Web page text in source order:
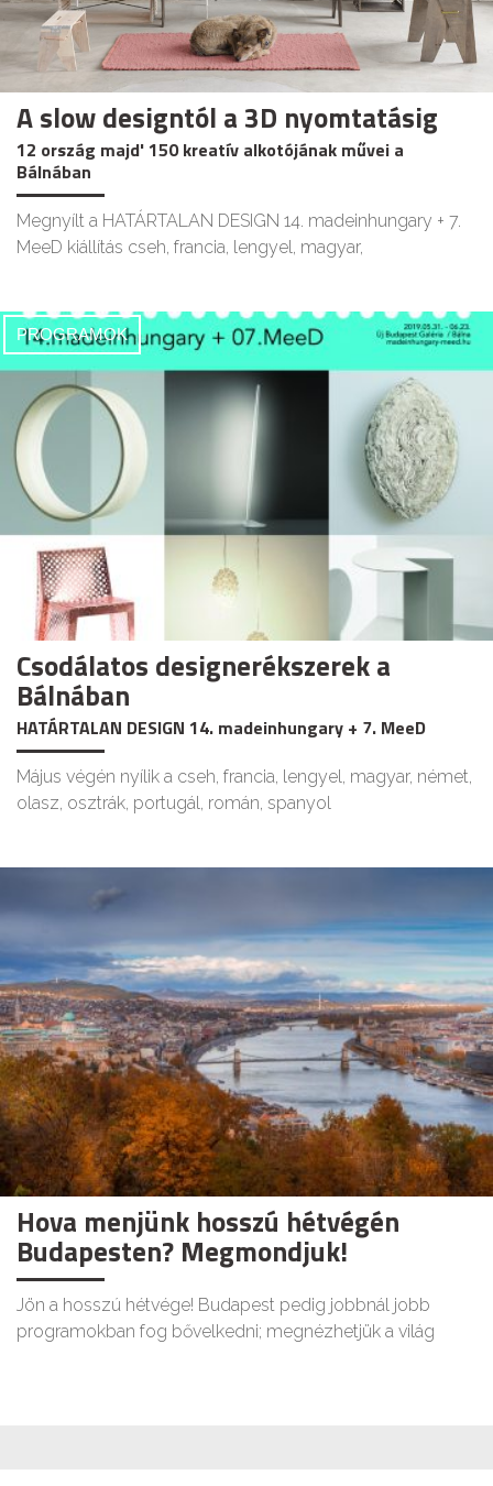
A slow designtól a 3D nyomtatásig
12 ország majd' 150 kreatív alkotójának művei a
Bálnában
Megnyílt a HATÁRTALAN DESIGN 14. madeinhungary + 7.
MeeD kiállítás cseh, francia, lengyel, magyar,
PROGRAMOK
Csodálatos designerékszerek a
Bálnában
HATÁRTALAN DESIGN 14. madeinhungary + 7. MeeD
Május végén nyílik a cseh, francia, lengyel, magyar, német,
olasz, osztrák, portugál, román, spanyol
Hova menjünk hosszú hétvégén
Budapesten? Megmondjuk!
Jön a hosszú hétvége! Budapest pedig jobbnál jobb
programokban fog bővelkedni; megnézhetjük a világ